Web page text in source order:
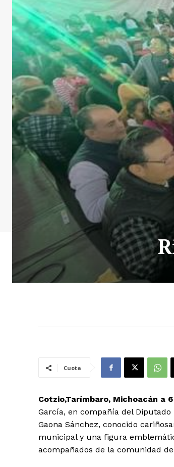
Cuota
Cotzio,Tarímbaro, Michoacán a
García, en compañía del
Gaona Sánchez, conocido
municipal y una figura
acompañados de la comunidad